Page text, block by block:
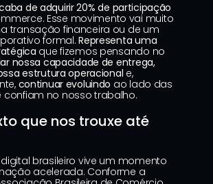
de adquirir 20% de participação
Esse movimento vai muito
transação financeira ou de um
formal. Representa uma
que fizemos pensando no
nossa capacidade de entrega,
estrutura operacional e,
continuar evoluindo ao lado das
confiam no nosso trabalho.
que nos trouxe até
brasileiro vive um momento
acelerada. Conforme a